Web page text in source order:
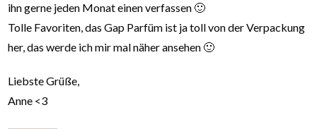
ihn gerne jeden Monat einen verfassen 🙂
Tolle Favoriten, das Gap Parfüm ist ja toll von der Verpackung
her, das werde ich mir mal näher ansehen 🙂
Liebste Grüße,
Anne <3